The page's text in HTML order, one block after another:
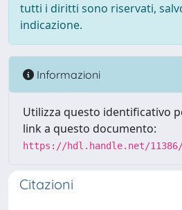
tutti i diritti sono riservati,
indicazione.
Informazioni
Utilizza questo identificativo
link a questo documento:
https://hdl.handle.net/11386/
Citazioni